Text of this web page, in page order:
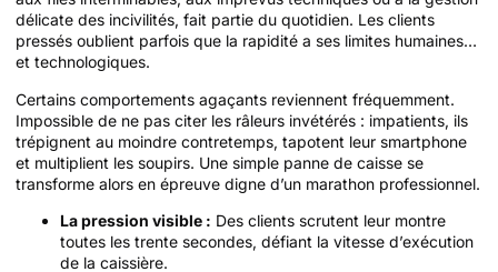
délicate des incivilités, fait partie du quotidien. Les clients
pressés oublient parfois que la rapidité a ses limites humaines…
et technologiques.
Certains comportements agaçants reviennent fréquemment.
Impossible de ne pas citer les râleurs invétérés : impatients, ils
trépignent au moindre contretemps, tapotent leur smartphone
et multiplient les soupirs. Une simple panne de caisse se
transforme alors en épreuve digne d’un marathon professionnel.
La pression visible : Des clients scrutent leur montre
toutes les trente secondes, défiant la vitesse d’exécution
de la caissière.